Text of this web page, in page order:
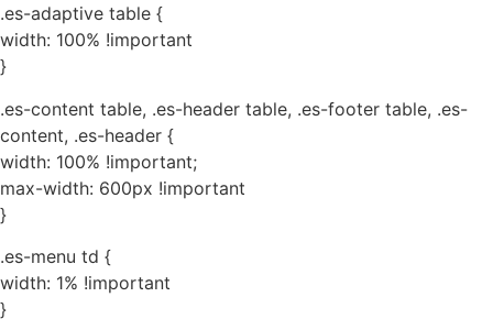
.es-adaptive table {
width: 100% !important
}
.es-content table, .es-header table, .es-footer table, .es-
content, .es-header {
width: 100% !important;
max-width: 600px !important
}
.es-menu td {
width: 1% !important
}